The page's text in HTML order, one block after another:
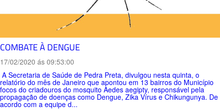
COMBATE À DENGUE
17/02/2020 ás 09:53:00
A Secretaria de Saúde de Pedra Preta, divulgou nesta quinta, o
relatório do mês de Janeiro que apontou em 13 bairros do Município
focos do criadouros do mosquito Aedes aegipty, responsável pela
propagação de doenças como Dengue, Zika Vírus e Chikungunya. De
acordo com a equipe d...